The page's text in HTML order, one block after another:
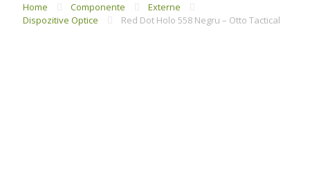
Home Componente
Externe
Dispozitive Optice
Red Dot Holo 558 Negru – Otto Tactical